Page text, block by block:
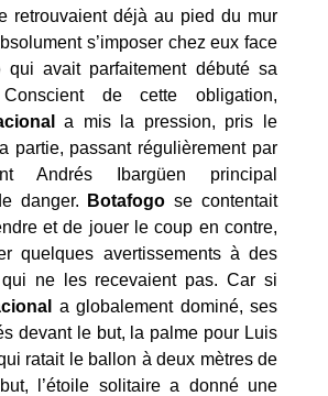
retrouvaient déjà au pied du mur
s’imposer chez eux face
qui avait parfaitement débuté sa
Conscient de cette obligation,
a mis la pression, pris le
partie, passant régulièrement par
Andrés Ibargüen principal
danger.
Botafogo se contentait
et de jouer le coup en contre,
quelques avertissements à des
ne les recevaient pas. Car si
a globalement dominé, ses
devant le but, la palme pour Luis
ratait le ballon à deux mètres de
l’étoile solitaire a donné une